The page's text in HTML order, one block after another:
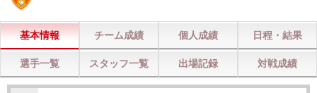
基本情報 チーム成績 個人成績
日程・結果
選手一覧
スタッフ一覧 出場記録 対戦成績